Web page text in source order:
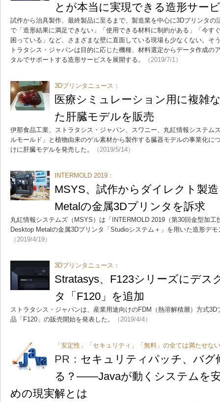
とが本当に実現できる造形サー
試作から治具製作、最終製品に至るまで、製造業を中心に3Dプリンタの
で「造形結果に満足できない」「使用できる材料に制約がある」「今す
困っている」など、さまざまな壁に直面している現場も少なくない。そ
トラタシス・ジャパンは目的に応じた機種、材料選定からデータ作成の
タルでサポートする造形サービスを展開する。
（2019/7/1）
3Dプリンタニュース：
医療シミュレーション用に複雑
た肝臓モデルを販売
伊那食品工業、ストラタシス・ジャパン、スワニー、丸紅情報システム
ルモールド」と植物由来のゲル素材から製作する臓器モデルの事業化に
けに肝臓モデルを発売した。
（2019/5/14）
INTERMOLD 2019：
MSYS、試作からダイレクト製
Metalの金属3Dプリンタを訴求
丸紅情報システムズ（MSYS）は「INTERMOLD 2019（第30回金型加工
Desktop Metalの金属3Dプリンタ「Studioシステム＋」を用いた造形デ
（2019/4/19）
3Dプリンタニュース：
Stratasys、F123シリーズにデス
タ「F120」を追加
ストラタシス・ジャパンは、産業用途向けのFDM（熱溶解積層）方式
品「F120」の販売開始を発表した。
（2019/4/4）
「安定性」「セキュリティ」「無料」の全ては満たせな
PR： セキュリティパッチ、バグ
る？――Javaが動くシステムを
めの現実解とは